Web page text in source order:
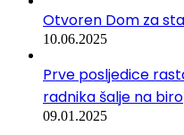
Otvoren Dom za
10.06.2025
Prve posljedice
radnika šalje na biro
09.01.2025